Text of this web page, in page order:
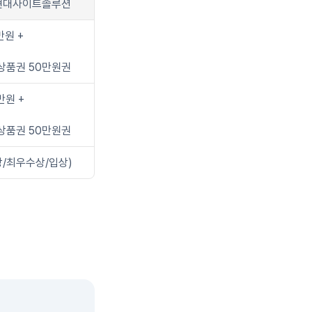
대사이트솔루션
원 +
품권 50만원권
원 +
품권 50만원권
최우수상/입상)